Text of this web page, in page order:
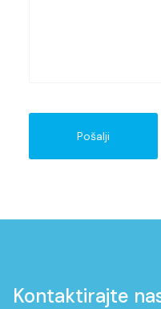
Pošalji
Kontaktirajte